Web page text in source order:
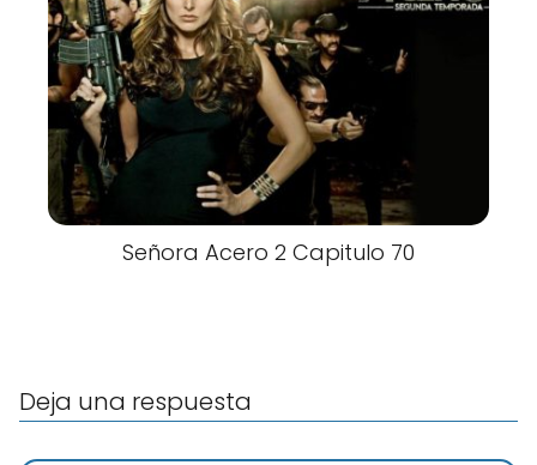
Señora Acero 2 Capitulo 70
Deja una respuesta